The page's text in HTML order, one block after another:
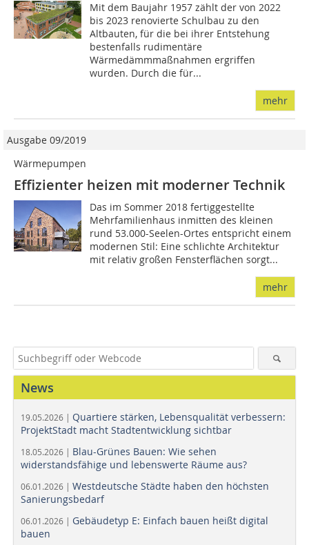
Mit dem Baujahr 1957 zählt der von 2022
bis 2023 renovierte Schulbau zu den
Altbauten, für die bei ihrer Entstehung
bestenfalls rudimentäre
Wärmedämmmaßnahmen ergriffen
wurden. Durch die für...
mehr
Ausgabe 09/2019
Wärmepumpen
Effizienter heizen mit moderner Technik
Das im Sommer 2018 fertiggestellte
Mehrfamilienhaus inmitten des kleinen
rund 53.000-Seelen-Ortes entspricht einem
modernen Stil: Eine schlichte Architektur
mit relativ großen Fensterflächen sorgt...
mehr
News
19.05.2026 | Quartiere stärken, Lebensqualität verbessern:
ProjektStadt macht Stadtentwicklung sichtbar
18.05.2026 | Blau-Grünes Bauen: Wie sehen
widerstandsfähige und lebenswerte Räume aus?
06.01.2026 | Westdeutsche Städte haben den höchsten
Sanierungsbedarf
06.01.2026 | Gebäudetyp E: Einfach bauen heißt digital
bauen